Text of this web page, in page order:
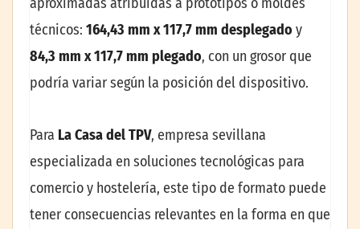
técnicos: 164,43 mm x 117,7 mm desplegado y
84,3 mm x 117,7 mm plegado, con un grosor que
podría variar según la posición del dispositivo.
Para La Casa del TPV, empresa sevillana
especializada en soluciones tecnológicas para
comercio y hostelería, este tipo de formato puede
tener consecuencias relevantes en la forma en que